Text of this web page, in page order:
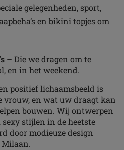
gelegenheden, sport,
en bikini topjes om
– Die we dragen om te
en in het weekend.
positief lichaamsbeeld is
vrouw, en wat uw draagt kan
bouwen. Wij ontwerpen
stijlen in de heetste
door modieuze design